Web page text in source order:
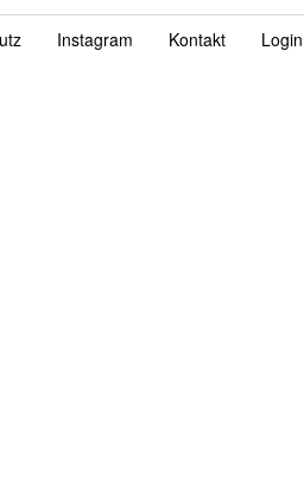
Instagram Kontakt Login